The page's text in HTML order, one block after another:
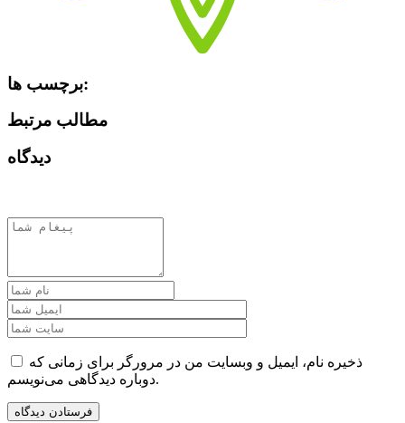
برچسب ها:
مطالب مرتبط
دیدگاه
ذخیره نام، ایمیل و وبسایت من در مرورگر برای زمانی که
دوباره دیدگاهی می‌نویسم.